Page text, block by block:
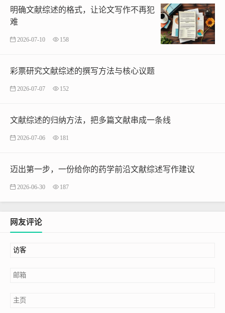
明确文献综述的格式，让论文写作不再犯
难
2026-07-10 158
彩票研究文献综述的撰写方法与核心议题
2026-07-07 152
文献综述的归纳方法，把多篇文献串成一条线
2026-07-06 181
迈出第一步，一份给你的药学前沿文献综述写作建议
2026-06-30 187
网友评论